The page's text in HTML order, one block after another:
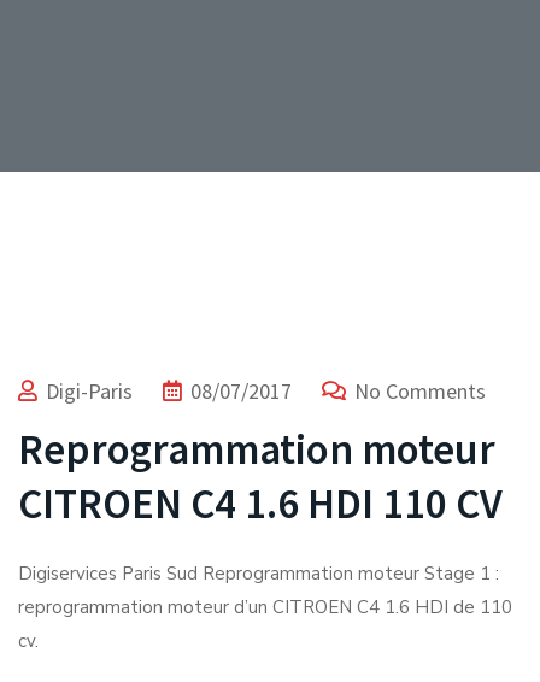
Digi-Paris 08/07/2017 No Comments
Reprogrammation moteur
CITROEN C4 1.6 HDI 110 CV
Digiservices Paris Sud Reprogrammation moteur Stage 1 :
reprogrammation moteur d’un CITROEN C4 1.6 HDI de 110
cv.